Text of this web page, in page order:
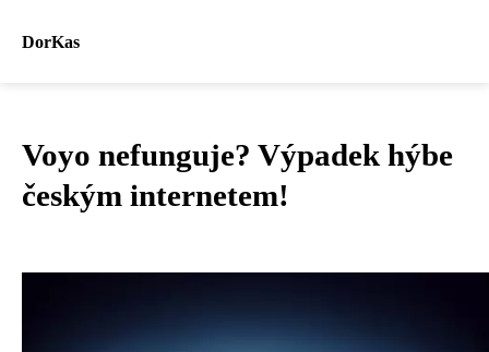
DorKas
Voyo nefunguje? Výpadek hýbe
českým internetem!